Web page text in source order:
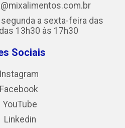
a sexta-feira das
13h30 às 17h30
Sociais
Instagram
Facebook
YouTube
Linkedin